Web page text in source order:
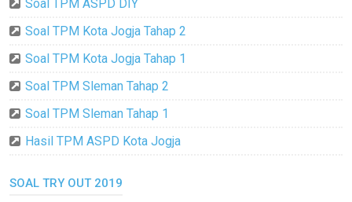
Soal TPM ASPD DIY
Soal TPM Kota Jogja Tahap 2
Soal TPM Kota Jogja Tahap 1
Soal TPM Sleman Tahap 2
Soal TPM Sleman Tahap 1
Hasil TPM ASPD Kota Jogja
SOAL TRY OUT 2019